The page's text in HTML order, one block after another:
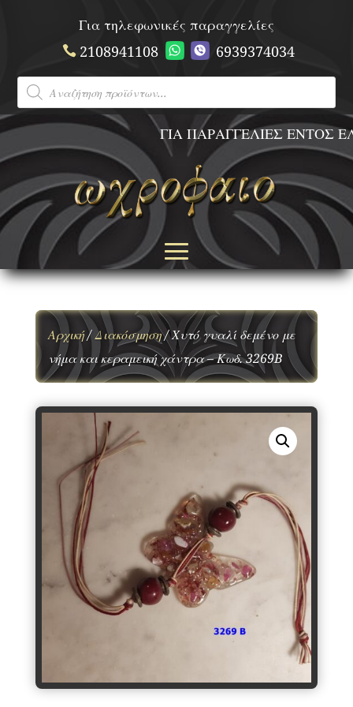
Για τηλεφωνικές παραγγελίες
2108941108
6939374034
Products
search
ΓΙΑ ΠΑΡΑΓΓΕΛΙΕΣ ΕΝΤΟΣ
Αρχική/Διακόσμηση/ Χυτό γυαλί δεμένο με
νήμα και κεραμεική χάντρα – Κωδ. 3269B